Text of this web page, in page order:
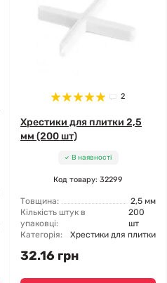
2
Хрестики для плитки 2,5
мм (200 шт)
В наявності
Код товару: 32299
Товщина:
2,5 мм
Кількість штук в
упаковці:
200
шт
Категорія:
Хрестики для плитки
32.16 грн